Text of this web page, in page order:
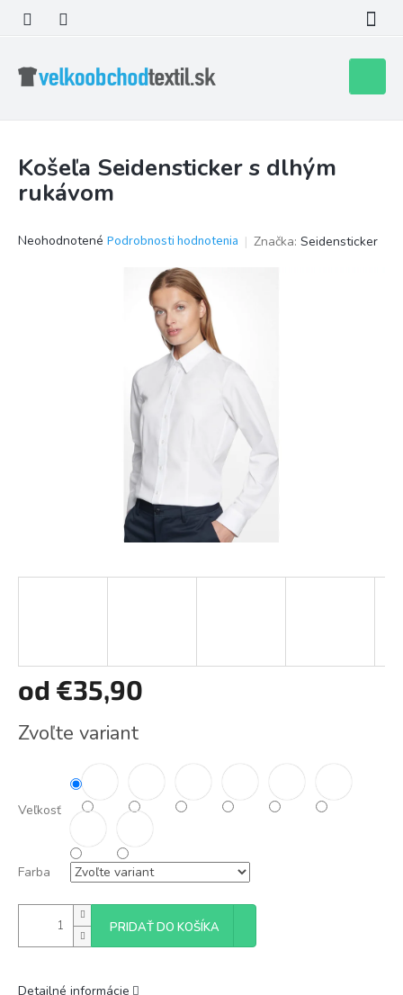
obsah
košík
Košeľa Seidensticker s dlhým
rukávom
Priemerné
Neohodnotené Podrobnosti hodnotenia Značka: Seidensticker
od €35,90
cena:
Zvoľte variant
Veľkosť
Farba
PRIDAŤ DO KOŠÍKA
Detailné informácie